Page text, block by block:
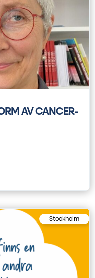
AV CANCER-
Stockholm